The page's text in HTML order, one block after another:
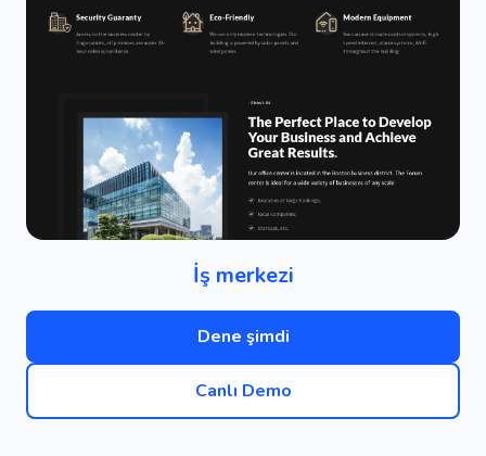
İş merkezi
Dene şimdi
Canlı Demo